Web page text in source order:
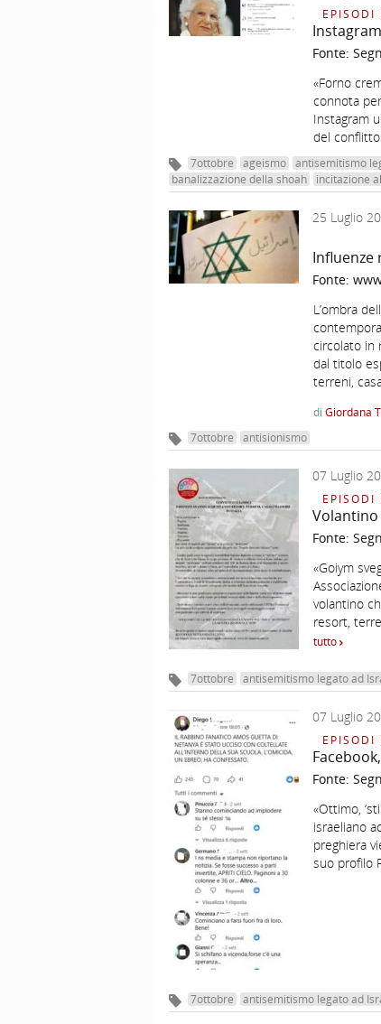
Fonte:
«Forno
connota
Instagram
del
7ottobre ageismo antisemitismo
banalizzazione della shoah
incitazione
25 Luglio
Influenze
Fonte:
L’ombra
circolato in
dal titolo
terreni,
di Giordana
7ottobre antisionismo
07 Luglio
Fonte:
«Goiym
volantino
resort,
tutto
7ottobre antisemitismo legato ad
07 Luglio
Fonte:
«Ottimo,
israeliano
preghiera
suo profilo
7ottobre antisemitismo legato ad